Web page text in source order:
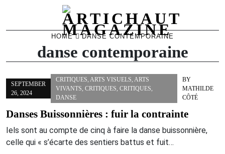
content
HOME DANSE CONTEMPORAINE
danse contemporaine
SEPTEMBER
26, 2024
CRITIQUES, ARTS VISUELS, ARTS
VIVANTS, CRITIQUES, CRITIQUES,
DANSE
BY
MATHILDE
CÔTÉ
Danses Buissonnières : fuir la contrainte
Iels sont au compte de cinq à faire la danse buissonnière,
celle qui « s’écarte des sentiers battus et fuit…